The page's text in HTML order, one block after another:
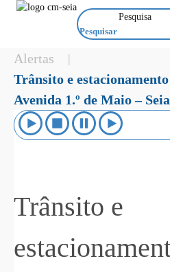
Pesquisa
Alertas |
Trânsito e
Avenida 1.º de Maio – Seia
Trânsito e